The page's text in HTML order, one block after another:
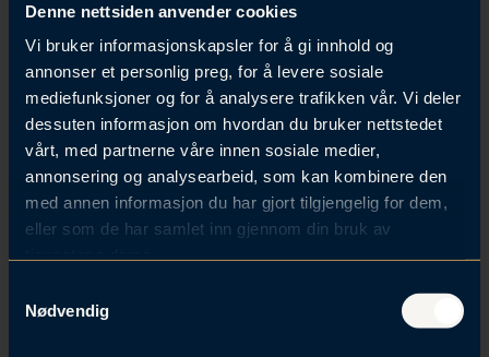
Denne nettsiden anvender cookies
Vi bruker informasjonskapsler for å gi innhold og
annonser et personlig preg, for å levere sosiale
mediefunksjoner og for å analysere trafikken vår. Vi deler
dessuten informasjon om hvordan du bruker nettstedet
vårt, med partnerne våre innen sosiale medier,
annonsering og analysearbeid, som kan kombinere den
med annen informasjon du har gjort tilgjengelig for dem,
eller som de har samlet inn gjennom din bruk av
Nødvendig
gjennomføres uten uforholdsmessig stor kostnad.
Kostnadsomfanget må vurderes konkret, der
forventet skade eller vesentlig ulempe vil avgjøre
hvor høye kostnader grunneier må tåle. Mengde og
omfang av overvann, hva en vil hindre skade eller
ulempe på, og om skaden er irreversibel, er moment
som må vurderes.
Noe naturlig avrenning må aksepteres. Dessuten vil
under ny lovhjemmel, og vannet som renner som
følge av byggverket som står på plassen. Det er